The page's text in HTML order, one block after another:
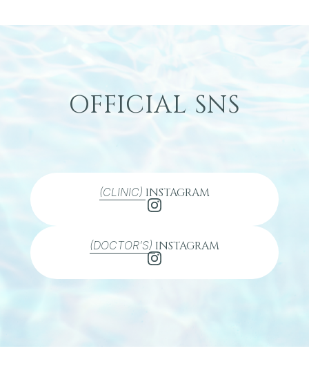
OFFICIAL SNS
(CLINIC) INSTAGRAM
(DOCTOR’S) INSTAGRAM